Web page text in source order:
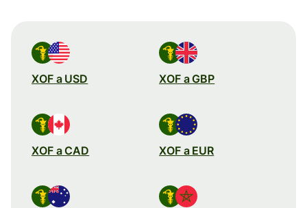
XOF a USD XOF a GBP
XOF a CAD XOF a EUR